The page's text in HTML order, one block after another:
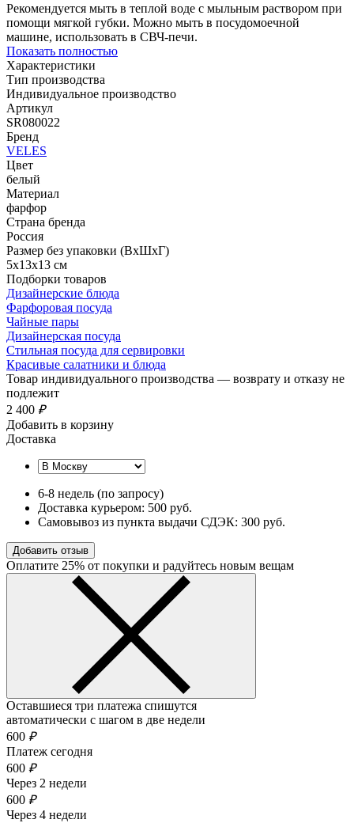
Рекомендуется мыть в теплой воде с мыльным раствором при
помощи мягкой губки. Можно мыть в посудомоечной
машине, использовать в СВЧ-печи.
Показать полностью
Характеристики
Тип производства
Индивидуальное производство
Артикул
SR080022
Бренд
VELES
Цвет
белый
Материал
фарфор
Страна бренда
Россия
Размер без упаковки (ВхШхГ)
5x13x13 см
Подборки товаров
Дизайнерские блюда
Фарфоровая посуда
Чайные пары
Дизайнерская посуда
Стильная посуда для сервировки
Красивые салатники и блюда
Товар индивидуального производства — возврату и отказу не
подлежит
2 400 ₽
Добавить в корзину
Доставка
6-8 недель (по запросу)
Доставка курьером: 500 руб.
Самовывоз из пункта выдачи СДЭК: 300 руб.
Добавить отзыв
Оплатите 25% от покупки и радуйтесь новым вещам
Оставшиеся три платежа спишутся
автоматически с шагом в две недели
600 ₽
Платеж сегодня
600 ₽
Через 2 недели
600 ₽
Через 4 недели